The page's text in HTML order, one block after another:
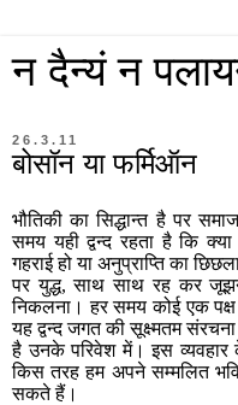
न दैन्यं न
26.3.11
बोसॉन या फर्मिऑन
भौतिकी का सिद्धान्त है पर
समय यही द्वन्द रहता है कि
गहराई हो या अनुप्राप्ति का
पर युद्ध, साथ साथ रह कर
निकलना। हर समय कोई एक
यह द्वन्द जगत की सूक्ष्मतम
है उनके परिवेश में। इस व्यवहार
किस तरह हम अपने सम्मलित
सकते हैं।